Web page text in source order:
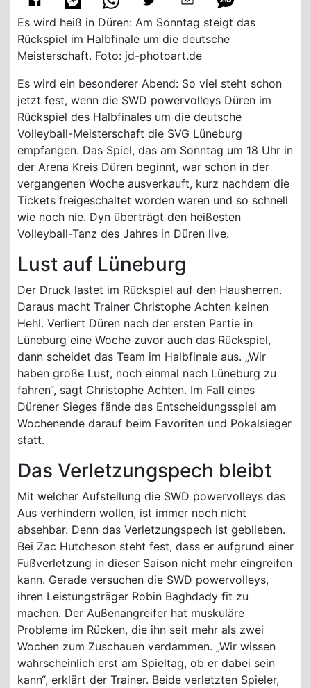
Es wird heiß in Düren: Am Sonntag steigt das
Rückspiel im Halbfinale um die deutsche
Meisterschaft. Foto: jd-photoart.de
Es wird ein besonderer Abend: So viel steht schon
jetzt fest, wenn die SWD powervolleys Düren im
Rückspiel des Halbfinales um die deutsche
Volleyball-Meisterschaft die SVG Lüneburg
empfangen. Das Spiel, das am Sonntag um 18 Uhr in
der Arena Kreis Düren beginnt, war schon in der
vergangenen Woche ausverkauft, kurz nachdem die
Tickets freigeschaltet worden waren und so schnell
wie noch nie. Dyn überträgt den heißesten
Volleyball-Tanz des Jahres in Düren live.
Lust auf Lüneburg
Der Druck lastet im Rückspiel auf den Hausherren.
Daraus macht Trainer Christophe Achten keinen
Hehl. Verliert Düren nach der ersten Partie in
Lüneburg eine Woche zuvor auch das Rückspiel,
dann scheidet das Team im Halbfinale aus. „Wir
haben große Lust, noch einmal nach Lüneburg zu
fahren“, sagt Christophe Achten. Im Fall eines
Dürener Sieges fände das Entscheidungsspiel am
Wochenende darauf beim Favoriten und Pokalsieger
statt.
Das Verletzungspech bleibt
Mit welcher Aufstellung die SWD powervolleys das
Aus verhindern wollen, ist immer noch nicht
absehbar. Denn das Verletzungspech ist geblieben.
Bei Zac Hutcheson steht fest, dass er aufgrund einer
Fußverletzung in dieser Saison nicht mehr eingreifen
kann. Gerade versuchen die SWD powervolleys,
ihren Leistungsträger Robin Baghdady fit zu
machen. Der Außenangreifer hat muskuläre
Probleme im Rücken, die ihn seit mehr als zwei
Wochen zum Zuschauen verdammen. „Wir wissen
wahrscheinlich erst am Spieltag, ob er dabei sein
kann“, erklärt der Trainer. Beide verletzten Spieler,